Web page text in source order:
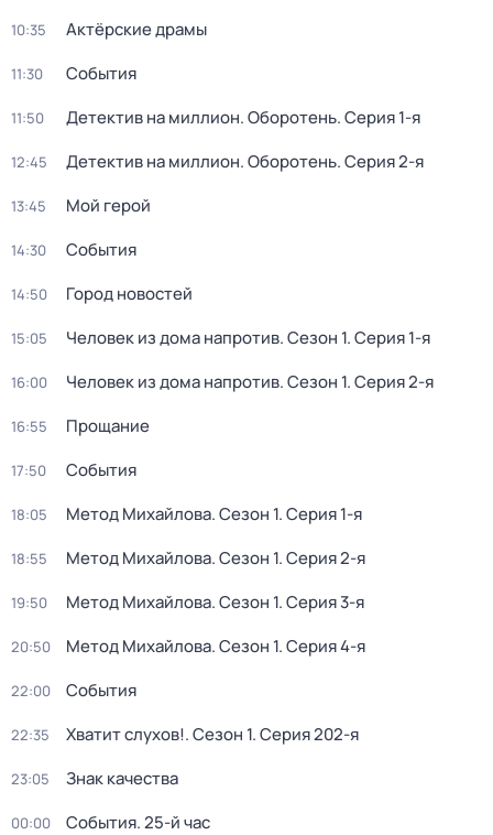
10:35 Актёрские драмы
11:30 События
11:50 Детектив на миллион. Оборотень. Серия 1-я
12:45 Детектив на миллион. Оборотень. Серия 2-я
13:45 Мой герой
14:30 События
14:50 Город новостей
15:05 Человек из дома напротив. Сезон 1. Серия 1-я
16:00 Человек из дома напротив. Сезон 1. Серия 2-я
16:55 Прощание
17:50 События
18:05 Метод Михайлова. Сезон 1. Серия 1-я
18:55 Метод Михайлова. Сезон 1. Серия 2-я
19:50 Метод Михайлова. Сезон 1. Серия 3-я
20:50 Метод Михайлова. Сезон 1. Серия 4-я
22:00 События
22:35 Хватит слухов!. Сезон 1. Серия 202-я
23:05 Знак качества
00:00 События. 25-й час